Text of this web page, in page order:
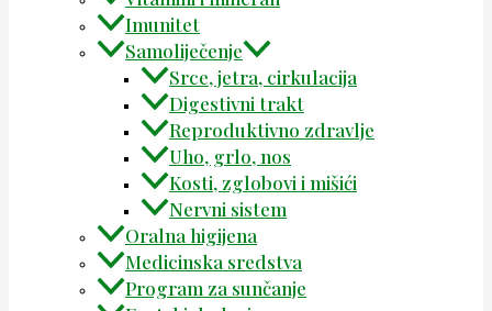
Imunitet
Samoliječenje
Srce, jetra, cirkulacija
Digestivni trakt
Reproduktivno zdravlje
Uho, grlo, nos
Kosti, zglobovi i mišići
Nervni sistem
Oralna higijena
Medicinska sredstva
Program za sunčanje